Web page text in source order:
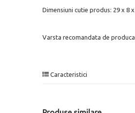
Dimensiuni cutie produs: 29 x 8 x
Varsta recomandata de
Caracteristici